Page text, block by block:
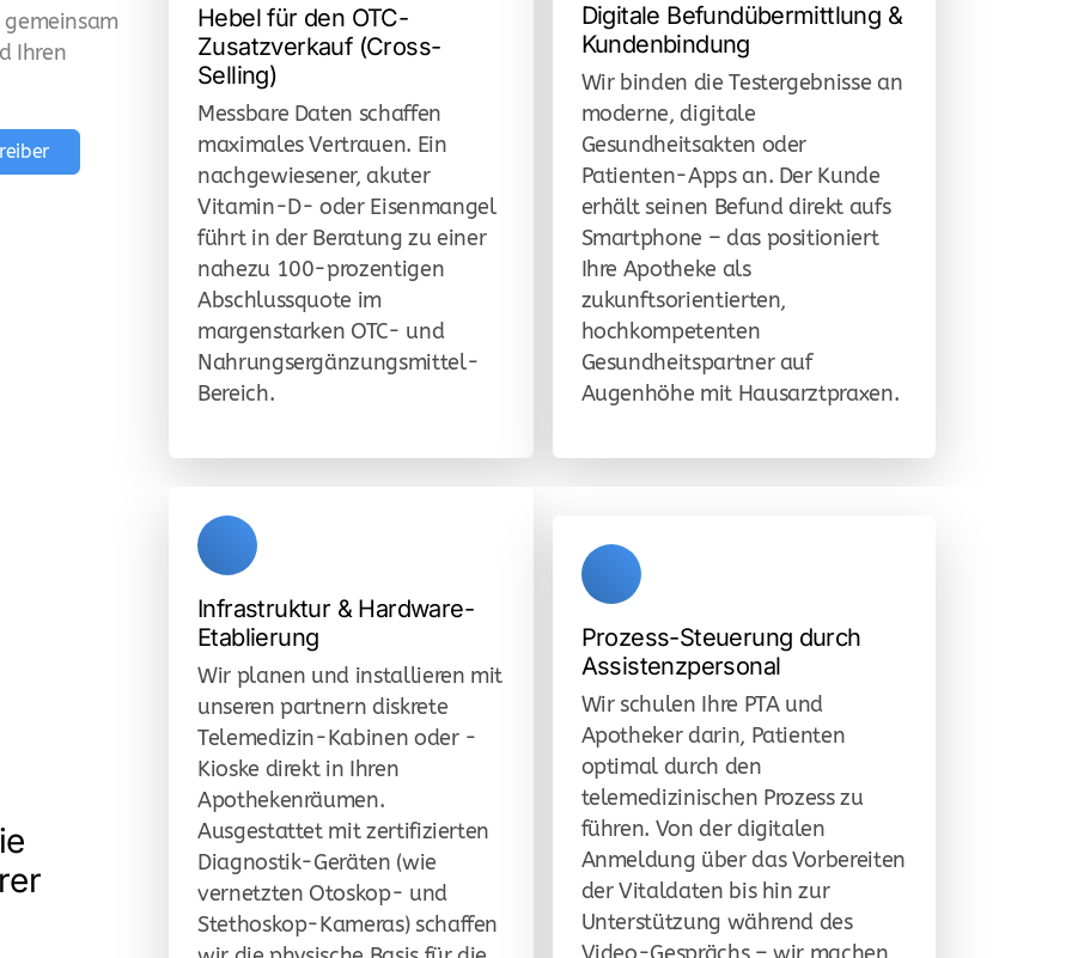
Ihren
Hebel für den OTC-
Zusatzverkauf (Cross-
Selling)
Messbare Daten schaffen
maximales Vertrauen. Ein
nachgewiesener, akuter
Vitamin-D- oder Eisenmangel
führt in der Beratung zu einer
nahezu 100-prozentigen
Abschlussquote im
margenstarken OTC- und
Nahrungsergänzungsmittel-
Bereich.
Digitale Befundübermittlung &
Kundenbindung
Wir binden die Testergebnisse an
moderne, digitale
Gesundheitsakten oder
Patienten-Apps an. Der Kunde
erhält seinen Befund direkt aufs
Smartphone – das positioniert
Ihre Apotheke als
zukunftsorientierten,
hochkompetenten
Gesundheitspartner auf
Augenhöhe mit Hausarztpraxen.
Infrastruktur & Hardware-
Etablierung
Wir planen und installieren mit
unseren partnern diskrete
Telemedizin-Kabinen oder -
Kioske direkt in Ihren
Apothekenräumen.
Ausgestattet mit zertifizierten
Diagnostik-Geräten (wie
vernetzten Otoskop- und
Stethoskop-Kameras) schaffen
Prozess-Steuerung durch
Assistenzpersonal
Wir schulen Ihre PTA und
Apotheker darin, Patienten
optimal durch den
telemedizinischen Prozess zu
führen. Von der digitalen
Anmeldung über das Vorbereiten
der Vitaldaten bis hin zur
Unterstützung während des